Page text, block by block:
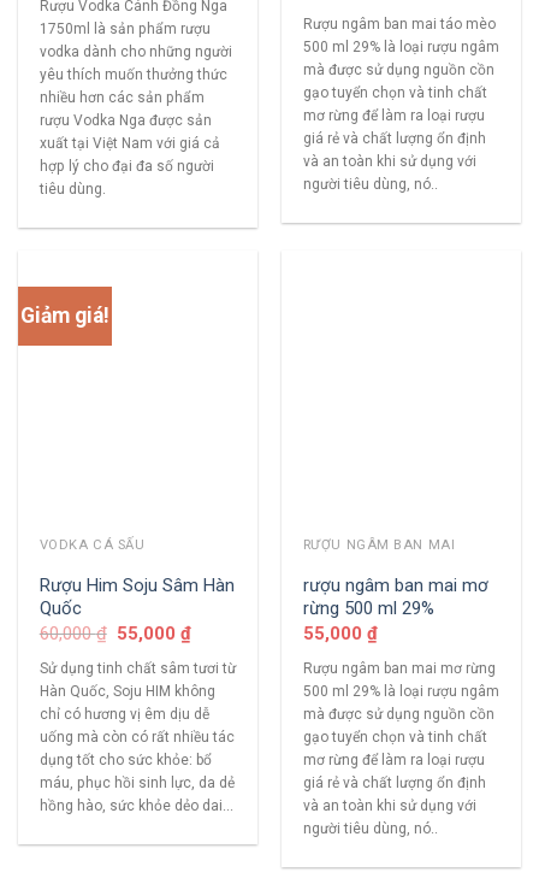
Rượu Vodka Cánh Đồng Nga
1750ml là sản phẩm rượu
vodka dành cho những người
yêu thích muốn thưởng thức
nhiều hơn các sản phẩm
rượu Vodka Nga được sản
xuất tại Việt Nam với giá cả
hợp lý cho đại đa số người
tiêu dùng.
Rượu ngâm ban mai táo mèo
500 ml 29% là loại rượu ngâm
mà được sử dụng nguồn cồn
gạo tuyển chọn và tinh chất
mơ rừng để làm ra loại rượu
giá rẻ và chất lượng ổn định
và an toàn khi sử dụng với
người tiêu dùng, nó..
Giảm giá!
VODKA CÁ SẤU
Rượu Him Soju Sâm Hàn
Quốc
60,000₫ 55,000₫
Sử dụng tinh chất sâm tươi từ
Hàn Quốc, Soju HIM không
chỉ có hương vị êm dịu dễ
uống mà còn có rất nhiều tác
dụng tốt cho sức khỏe: bổ
máu, phục hồi sinh lực, da dẻ
hồng hào, sức khỏe dẻo dai...
RƯỢU NGÂM BAN MAI
rượu ngâm ban mai mơ
rừng 500 ml 29%
55,000 ₫
Rượu ngâm ban mai mơ rừng
500 ml 29% là loại rượu ngâm
mà được sử dụng nguồn cồn
gạo tuyển chọn và tinh chất
mơ rừng để làm ra loại rượu
giá rẻ và chất lượng ổn định
và an toàn khi sử dụng với
người tiêu dùng, nó..